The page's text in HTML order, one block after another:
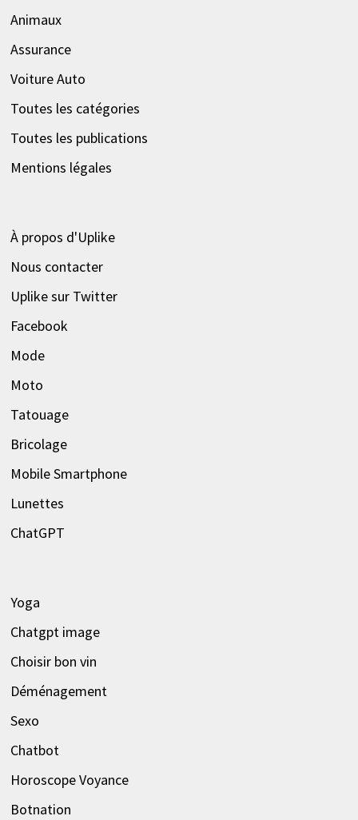
Animaux
Assurance
Voiture Auto
Toutes les catégories
Toutes les publications
Mentions légales
À propos d'Uplike
Nous contacter
Uplike sur Twitter
Facebook
Mode
Moto
Tatouage
Bricolage
Mobile Smartphone
Lunettes
ChatGPT
Yoga
Chatgpt image
Choisir bon vin
Déménagement
Sexo
Chatbot
Horoscope Voyance
Botnation